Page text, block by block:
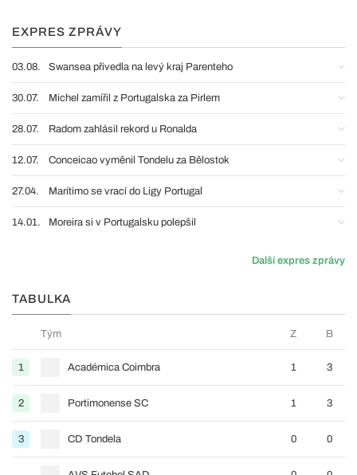
EXPRES ZPRÁVY
03.08. Swansea přivedla na levý kraj Parenteho
30.07. Michel zamířil z Portugalska za Pirlem
28.07. Radom zahlásil rekord u Ronalda
12.07. Conceicao vyměnil Tondelu za Bělostok
27.04. Marítimo se vrací do Ligy Portugal
14.01. Moreira si v Portugalsku polepšil
Další expres zprávy
TABULKA
Tým Z B
1 Académica Coimbra 1 3
2 Portimonense SC 1 3
3 CD Tondela 0 0